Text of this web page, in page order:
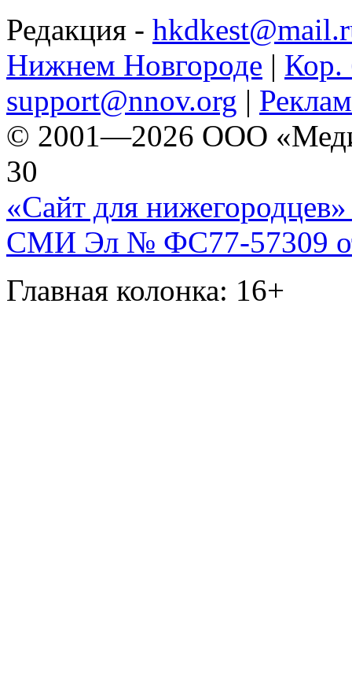
Редакция -
Нижнем Новгороде | Кор.
support@nnov.org |
© 2001—2026 ООО
30
«Сайт для нижегородцев»
СМИ Эл № ФС77-57309
Главная колонка: 16+